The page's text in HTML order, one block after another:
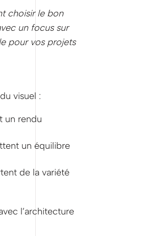
choisir le bon
un focus sur
pour vos projets
visuel :
un rendu
un équilibre
de la variété
l’architecture